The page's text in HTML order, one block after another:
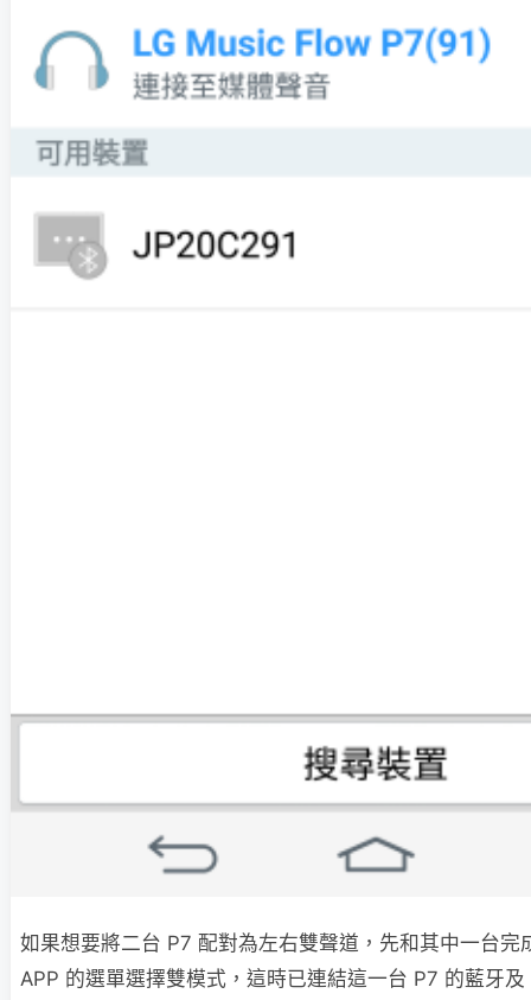
如果想要將二台 P7 配對為左右雙聲道，先和其中一台完
APP 的選單選擇雙模式，這時已連結這一台 P7 的藍牙